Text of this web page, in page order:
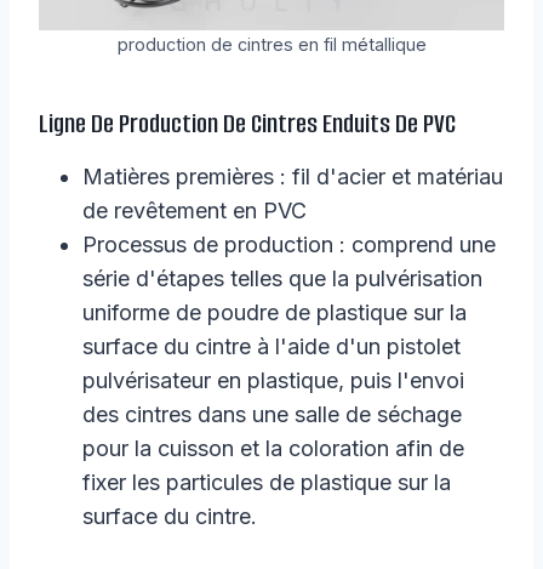
production de cintres en fil métallique
Ligne De Production De Cintres Enduits De PVC
Matières premières : fil d'acier et matériau
de revêtement en PVC
Processus de production : comprend une
série d'étapes telles que la pulvérisation
uniforme de poudre de plastique sur la
surface du cintre à l'aide d'un pistolet
pulvérisateur en plastique, puis l'envoi
des cintres dans une salle de séchage
pour la cuisson et la coloration afin de
fixer les particules de plastique sur la
surface du cintre.